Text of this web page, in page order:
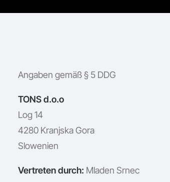
Angaben gemäß § 5 DDG
TONS d.o.o
Log 14
4280 Kranjska Gora
Slowenien
Vertreten durch: Mladen Srnec